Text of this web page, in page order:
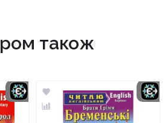
також